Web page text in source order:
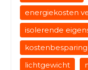
energiekosten
isolerende
kostenbesparing
lichtgewicht